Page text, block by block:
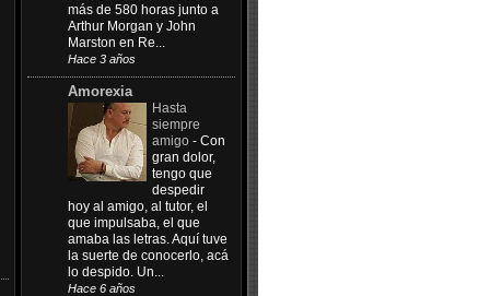
más de 580 horas junto a
Arthur Morgan y John
Marston en Re...
Hace 3 años
Amorexia
Hasta
siempre
amigo - Con
gran dolor,
tengo que
despedir
hoy al amigo, al tutor, el
que impulsaba, el que
amaba las letras. Aquí tuve
la suerte de conocerlo, acá
lo despido. Un...
Hace 6 años